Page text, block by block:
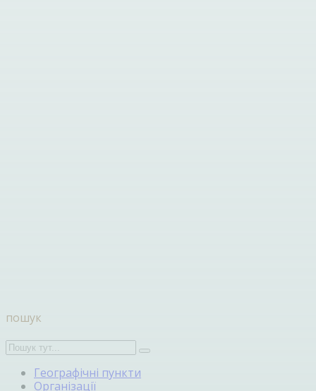
пошук
Географічні пункти
Організації